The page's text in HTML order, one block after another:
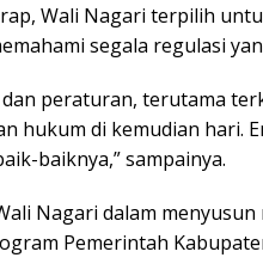
Wali Nagari terpilih
segala regulasi
peraturan, terutama
hukum di kemudian hari.
baiknya,” sampainya.
Nagari dalam
Pemerintah